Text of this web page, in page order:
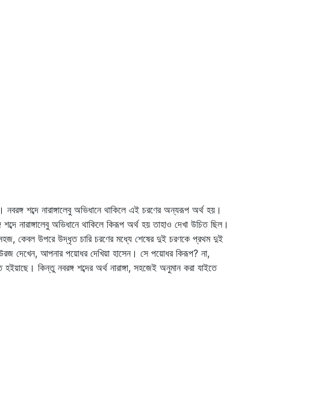
শব্দে নারাঙ্গালেবু অভিধানে থাকিলে এই চরণের অন্যরূপ অর্থ হয়।
নারাঙ্গালেবু অভিধানে থাকিলে কিরূপ অর্থ হয় তাহাও দেখা উচিত ছিল।
কেবল উপরে উদ্‌ধৃত চারি চরণের মধ্যে শেষের দুই চরণকে প্রথম দুই
দেখেন, আপনার পয়োধর দেখিয়া হাসেন। সে পয়োধর কিরূপ? না,
হইয়াছে। কিন্তু নবরঙ্গ শব্দের অর্থ নারাঙ্গা, সহজেই অনুমান করা যাইতে